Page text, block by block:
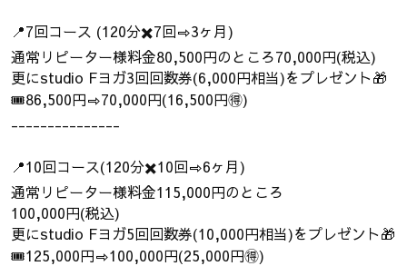
📍7回コース (120分✖️7回⇨3ヶ月)
通常リピーター様料金80,500円のところ70,000円(税込)
更にstudio Fヨガ3回回数券(6,000円相当)をプレゼント🎁
🎟️86,500円⇨70,000円(16,500円🉐)
---------------
📍10回コース(120分✖️10回⇨6ヶ月)
通常リピーター様料金115,000円のところ
100,000円(税込)
更にstudio Fヨガ5回回数券(10,000円相当)をプレゼント🎁
🎟️125,000円⇨100,000円(25,000円🉐)